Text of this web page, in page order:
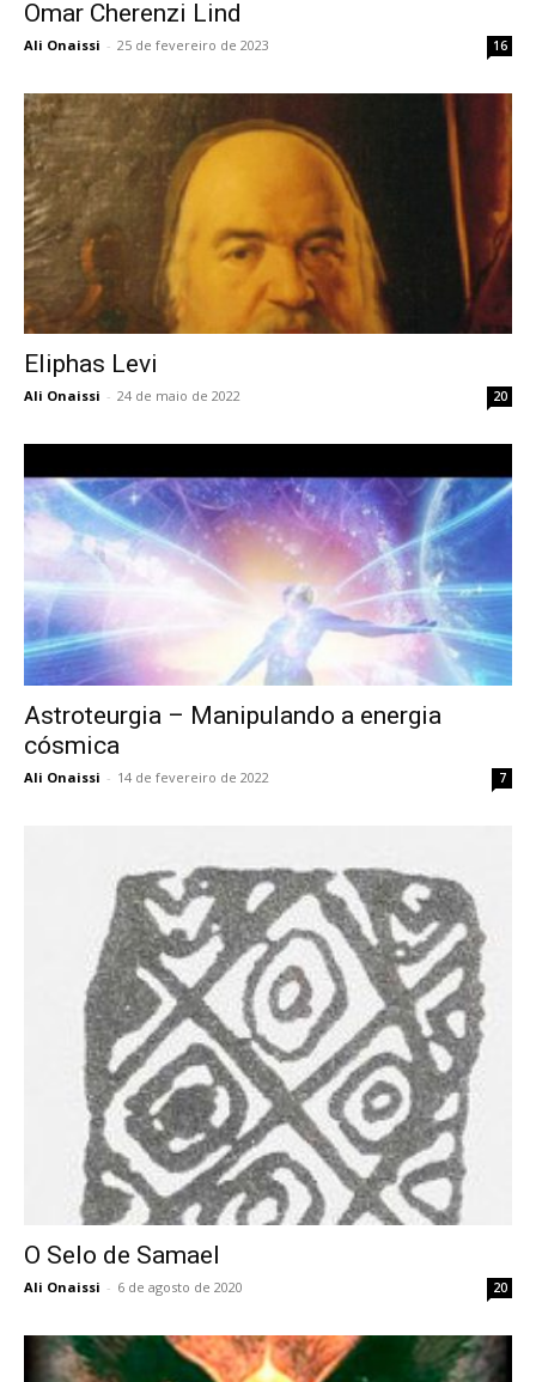
Omar Cherenzi Lind
Ali Onaissi - 25 de fevereiro de 2023 16
Eliphas Levi
Ali Onaissi - 24 de maio de 2022 20
Astroteurgia – Manipulando a energia
cósmica
Ali Onaissi - 14 de fevereiro de 2022 7
O Selo de Samael
Ali Onaissi - 6 de agosto de 2020 20